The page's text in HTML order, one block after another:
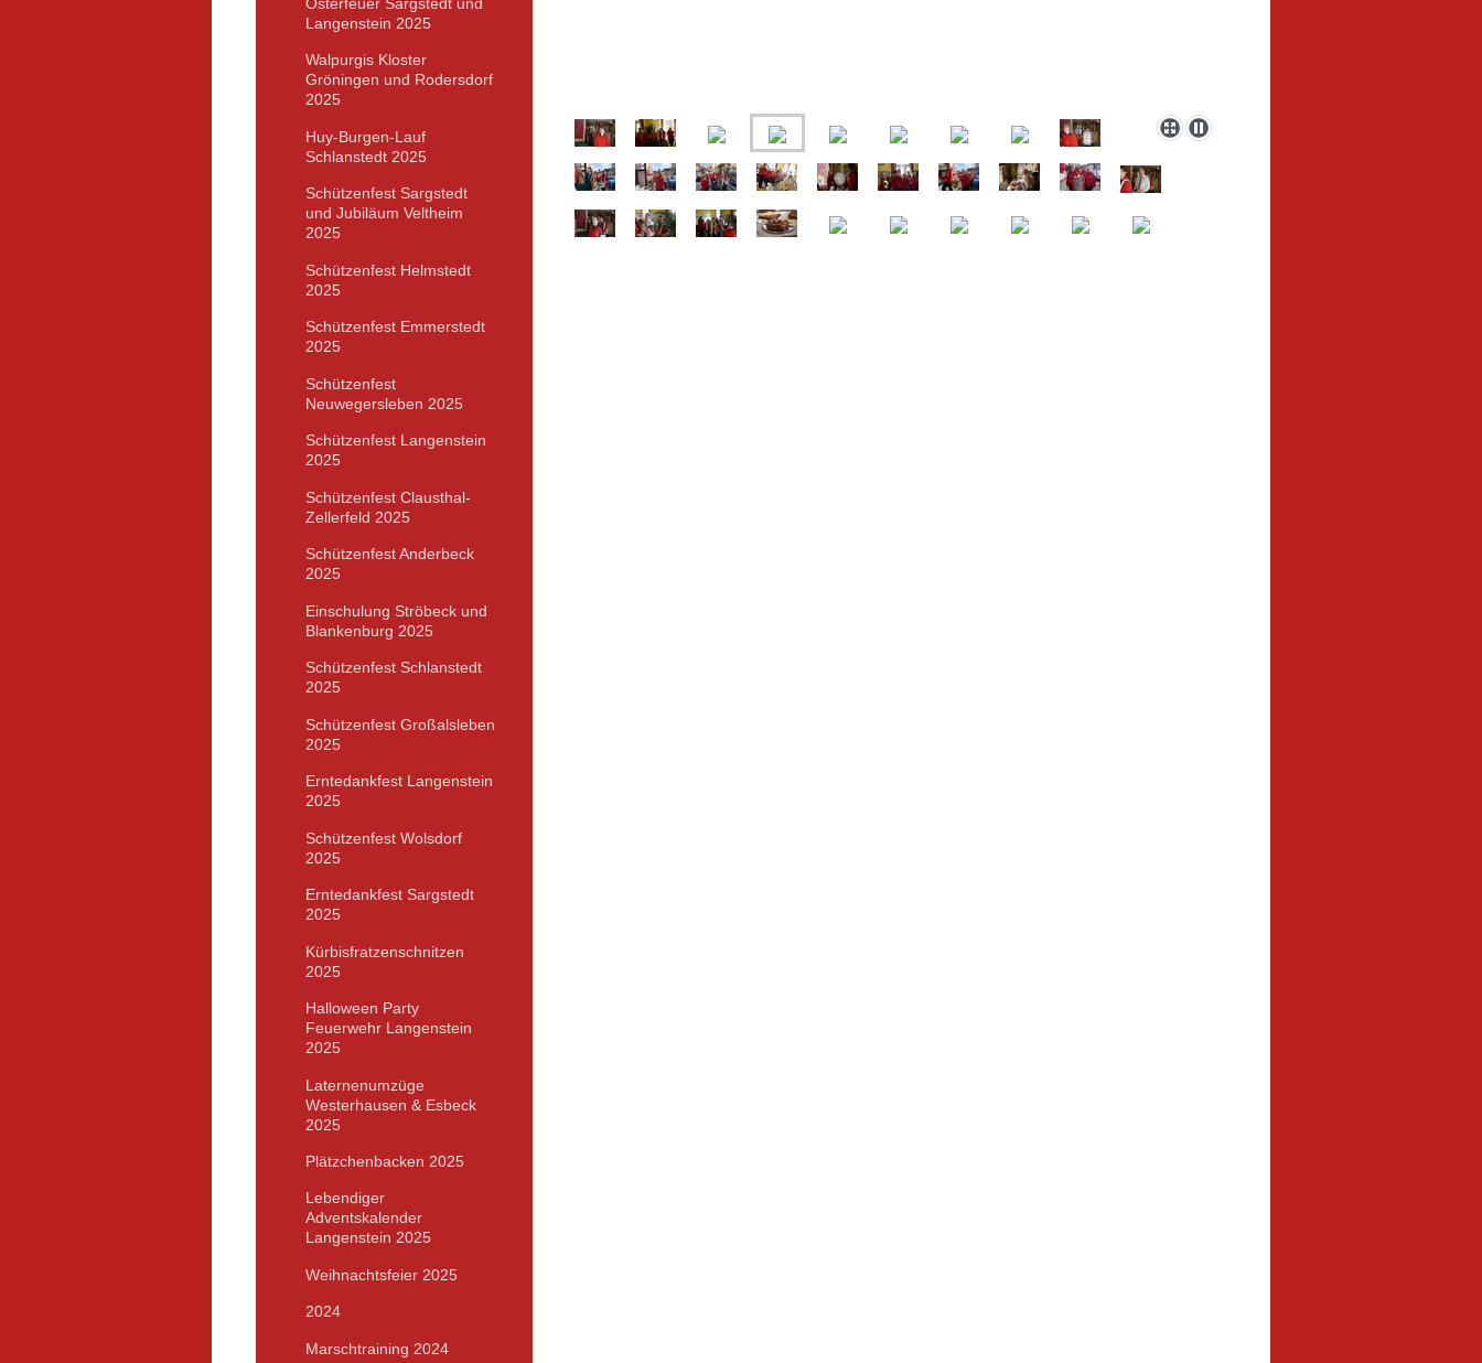
Langenstein 2025
Walpurgis Kloster
Gröningen und Rodersdorf
2025
Huy-Burgen-Lauf
Schlanstedt 2025
Schützenfest Sargstedt
und Jubiläum Veltheim
2025
Schützenfest Helmstedt
2025
Schützenfest Emmerstedt
2025
Schützenfest
Neuwegersleben 2025
Schützenfest Langenstein
2025
Schützenfest Clausthal-
Zellerfeld 2025
Schützenfest Anderbeck
2025
Einschulung Ströbeck und
Blankenburg 2025
Schützenfest Schlanstedt
2025
Schützenfest Großalsleben
2025
Erntedankfest Langenstein
2025
Schützenfest Wolsdorf
2025
Erntedankfest Sargstedt
2025
Kürbisfratzenschnitzen
2025
Halloween Party
Feuerwehr Langenstein
2025
Laternenumzüge
Westerhausen & Esbeck
2025
Plätzchenbacken 2025
Lebendiger
Adventskalender
Langenstein 2025
Weihnachtsfeier 2025
2024
Marschtraining 2024